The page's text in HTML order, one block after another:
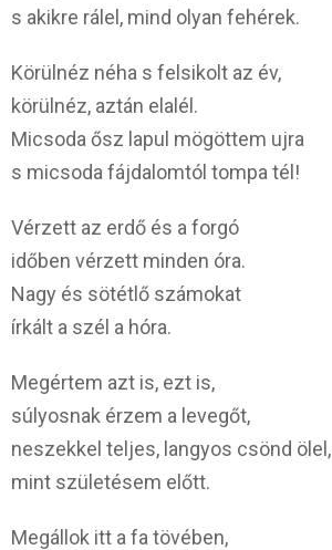
s akikre rálel, mind olyan fehérek.
Körülnéz néha s felsikolt az év,
körülnéz, aztán elalél.
Micsoda ősz lapul mögöttem ujra
s micsoda fájdalomtól tompa tél!
Vérzett az erdő és a forgó
időben vérzett minden óra.
Nagy és sötétlő számokat
írkált a szél a hóra.
Megértem azt is, ezt is,
súlyosnak érzem a levegőt,
neszekkel teljes, langyos csönd ölel,
mint születésem előtt.
Megállok itt a fa tövében,